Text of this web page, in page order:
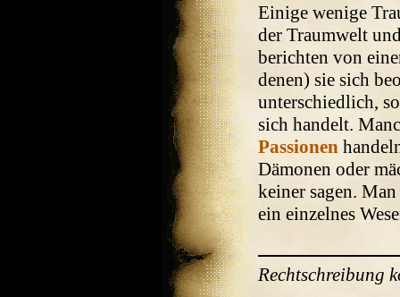
Einige wenige
der Traumwelt
berichten von
denen) sie sich
unterschiedlich,
sich handelt.
Passionen
Dämonen oder
keiner sagen.
ein einzelnes
Rechtschreibung